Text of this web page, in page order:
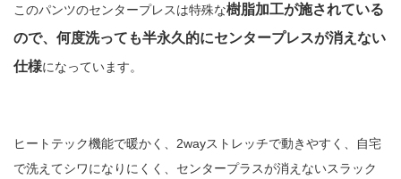
このパンツのセンタープレスは特殊な樹脂加工が施されている
ので、何度洗っても半永久的にセンタープレスが消えない
仕様になっています。
ヒートテック機能で暖かく、2wayストレッチで動きやすく、自宅
で洗えてシワになりにくく、センタープラスが消えないスラック